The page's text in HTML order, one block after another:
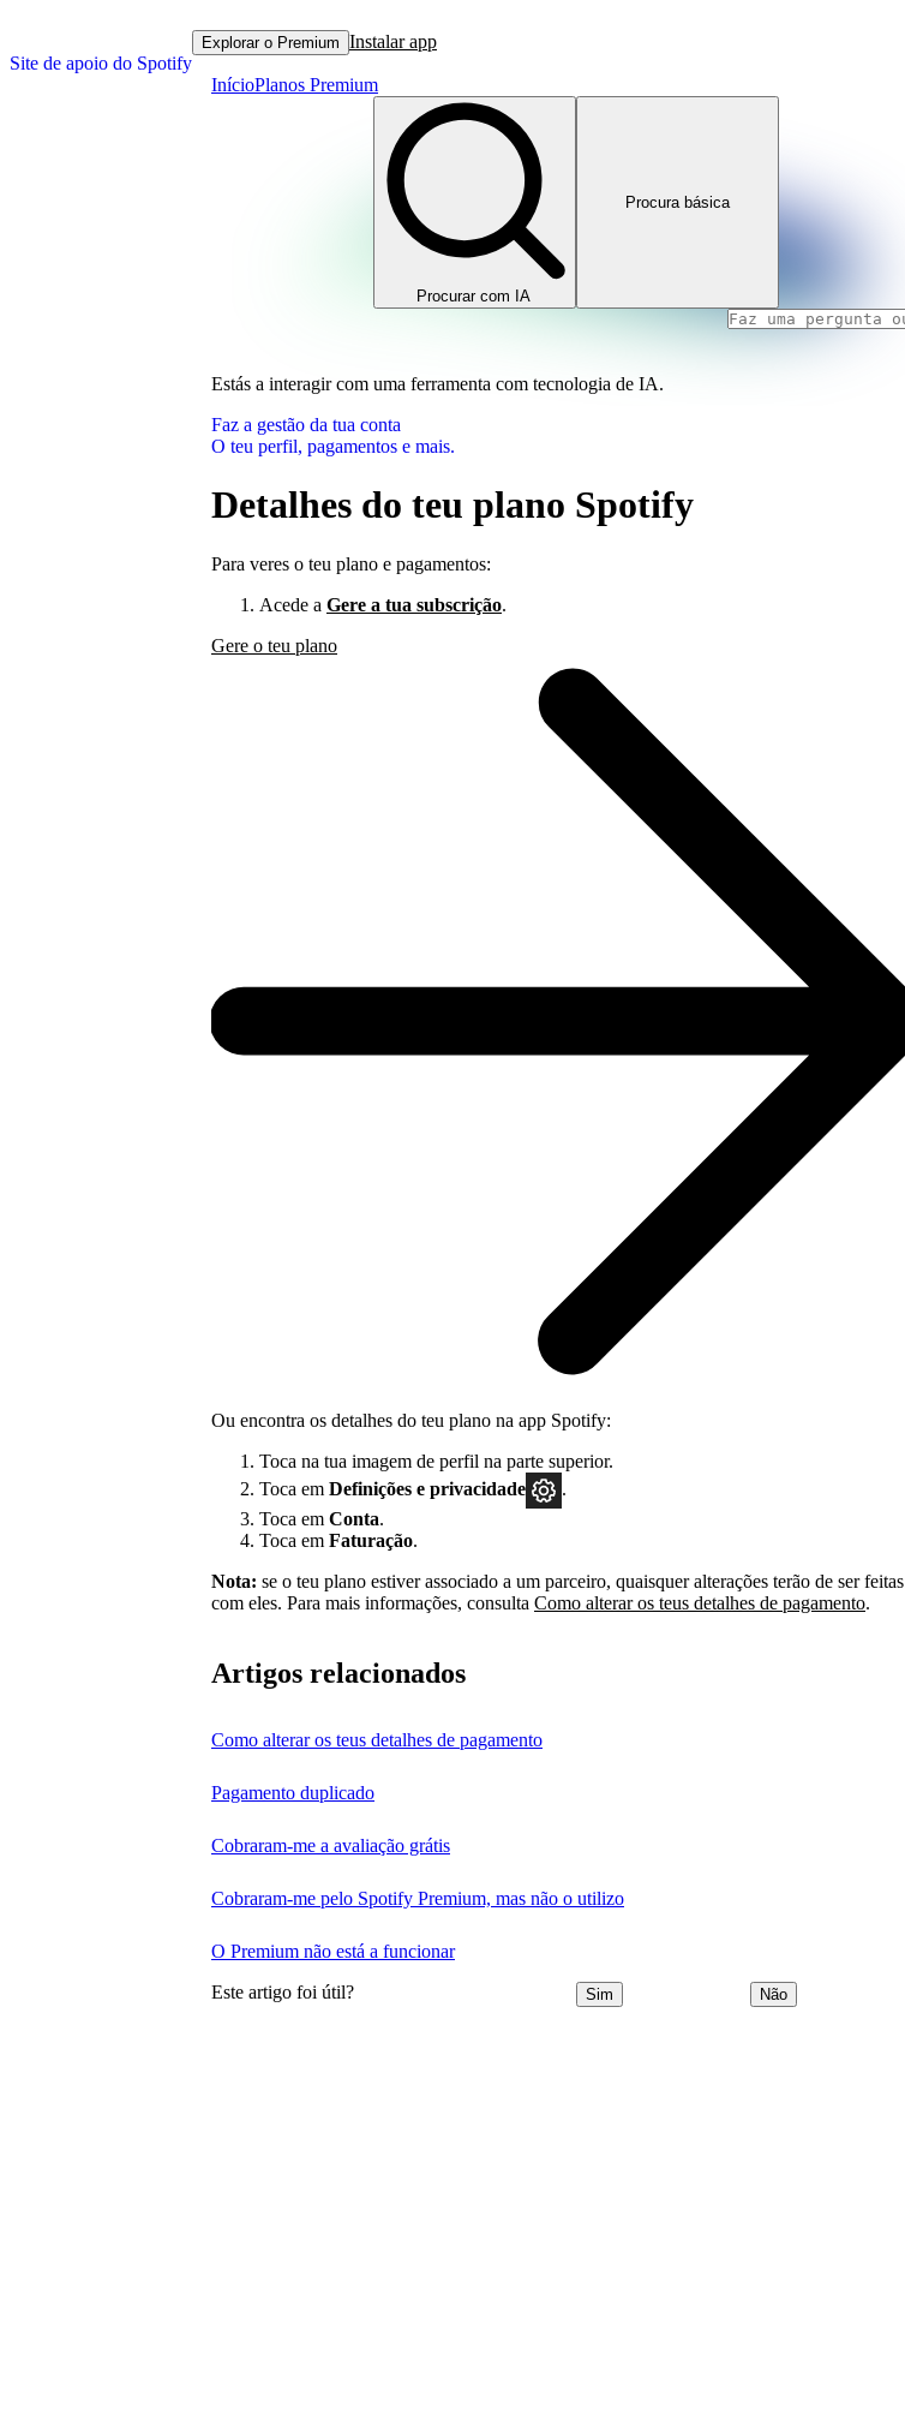
Site de apoio do Spotify
Explorar o Premium Instalar app
InícioPlanos Premium
Procurar com IA
Procura básica
Estás a interagir com uma ferramenta com tecnologia de IA.
Faz a gestão da tua conta
O teu perfil, pagamentos e mais.
Detalhes do teu plano Spotify
Para veres o teu plano e pagamentos:
Acede a Gere a tua subscrição.
Gere o teu plano
Ou encontra os detalhes do teu plano na app Spotify:
Toca na tua imagem de perfil na parte superior.
Toca em Definições e privacidade
.
Toca em Conta.
Toca em Faturação.
Nota: se o teu plano estiver associado a um parceiro, quaisquer alterações terão de ser feitas
com eles. Para mais informações, consulta Como alterar os teus detalhes de pagamento.
Artigos relacionados
Como alterar os teus detalhes de pagamento
Pagamento duplicado
Cobraram-me a avaliação grátis
Cobraram-me pelo Spotify Premium, mas não o utilizo
O Premium não está a funcionar
Este artigo foi útil? Sim Não